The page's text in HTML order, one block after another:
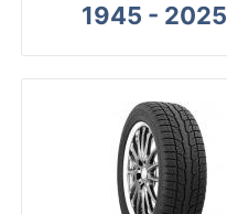
1945 - 2025